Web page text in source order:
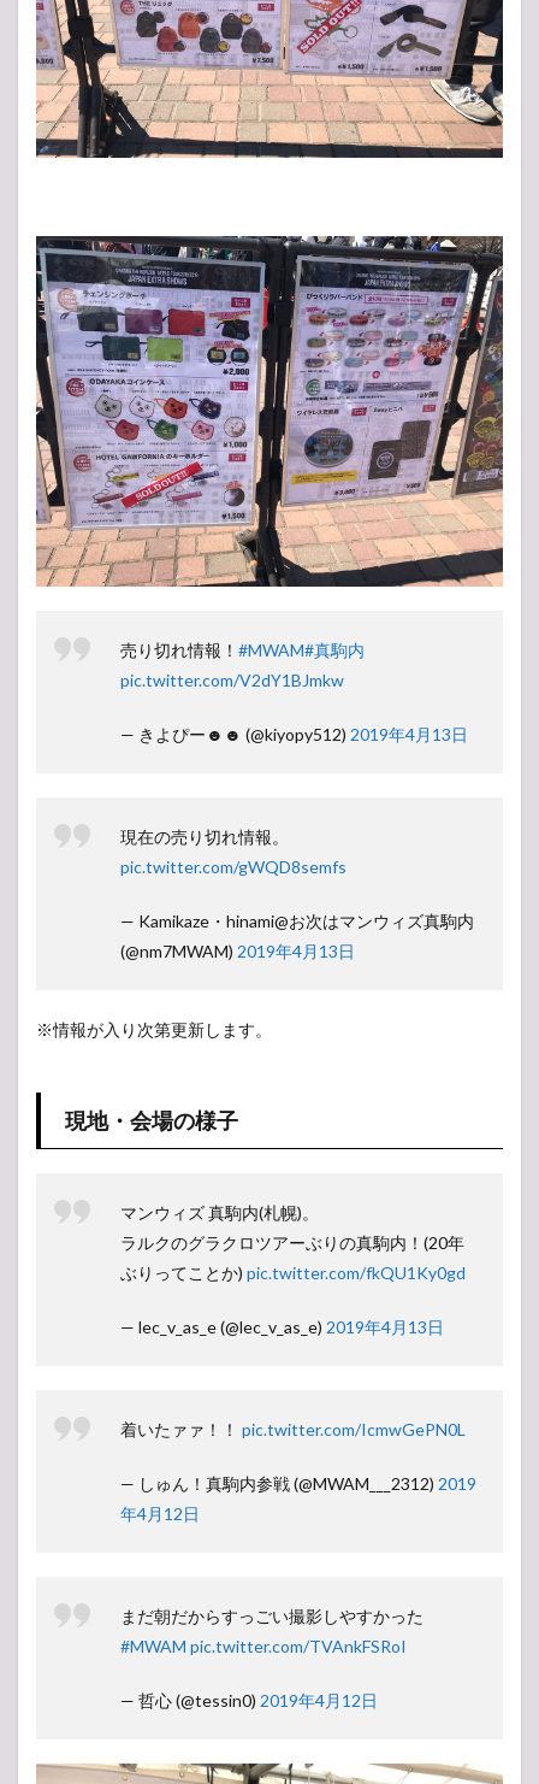
売り切れ情報！ #MWAM#真駒内
pic.twitter.com/V2dY1BJmkw
— きよぴー☻☻ (@kiyopy512) 2019年4月13日
現在の売り切れ情報。
pic.twitter.com/gWQD8semfs
— Kamikaze・hinami@お次はマンウィズ真駒内
(@nm7MWAM) 2019年4月13日
※情報が入り次第更新します。
現地・会場の様子
マンウィズ 真駒内(札幌)。
ラルクのグラクロツアーぶりの真駒内！(20年
ぶりってことか) pic.twitter.com/fkQU1Ky0gd
— lec_v_as_e (@lec_v_as_e) 2019年4月13日
着いたァァ！！ pic.twitter.com/IcmwGePN0L
— しゅん！真駒内参戦 (@MWAM___2312) 2019
年4月12日
まだ朝だからすっごい撮影しやすかった
#MWAM pic.twitter.com/TVAnkFSRoI
— 哲心 (@tessin0) 2019年4月12日